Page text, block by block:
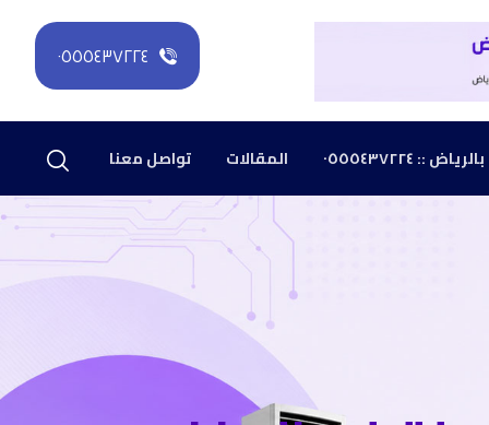
٠٥٥٥٤٣٧٢٢٤
المقالات تواصل معنا